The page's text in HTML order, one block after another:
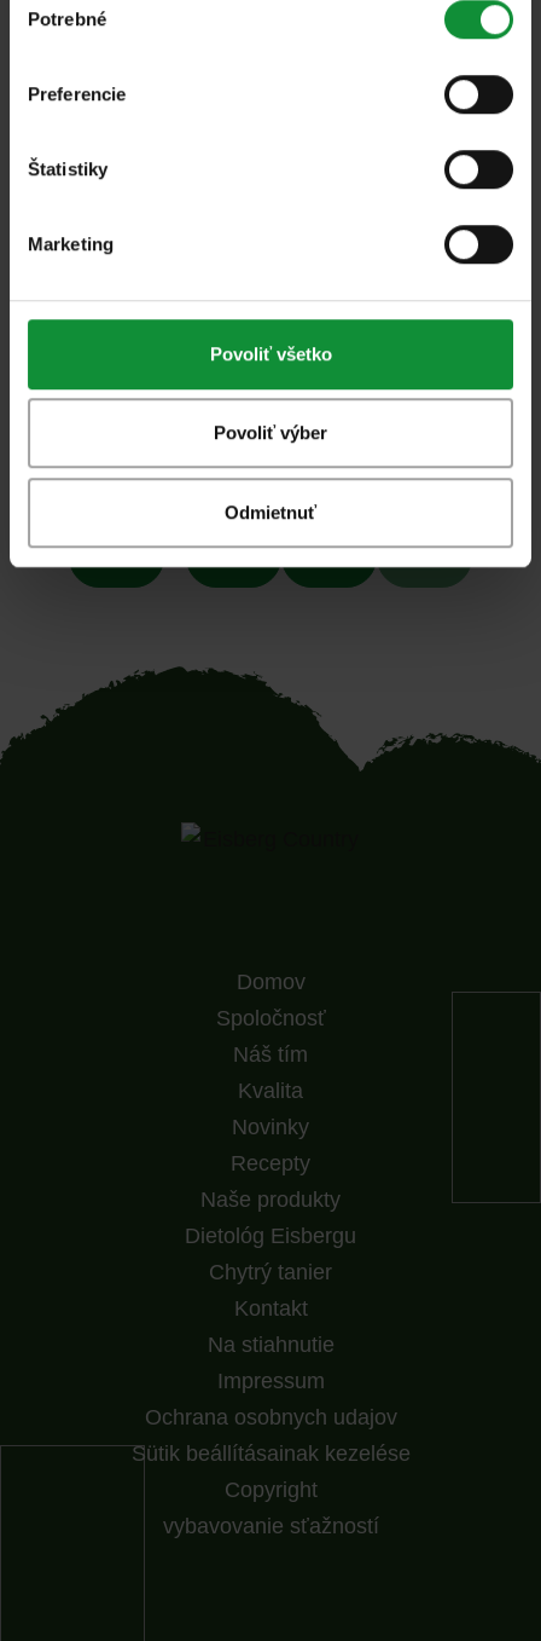
súhlasu
Potrebné
Preferencie
Štatistiky
Marketing
Povoliť všetko
Povoliť výber
Odmietnuť
modrého syra
…
Domov
Spoločnosť
Náš tím
Kvalita
Novinky
Recepty
Naše produkty
Dietológ Eisbergu
Chytrý tanier
Kontakt
Na stiahnutie
Impressum
Ochrana osobnych udajov
Sütik beállításainak kezelése
Copyright
vybavovanie sťažností